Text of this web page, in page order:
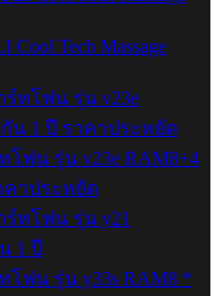
Tech Massage
ฟน รุ่น v23e RAM8+4
คาประหยัด
ฟน รุ่น y33s RAM8 *